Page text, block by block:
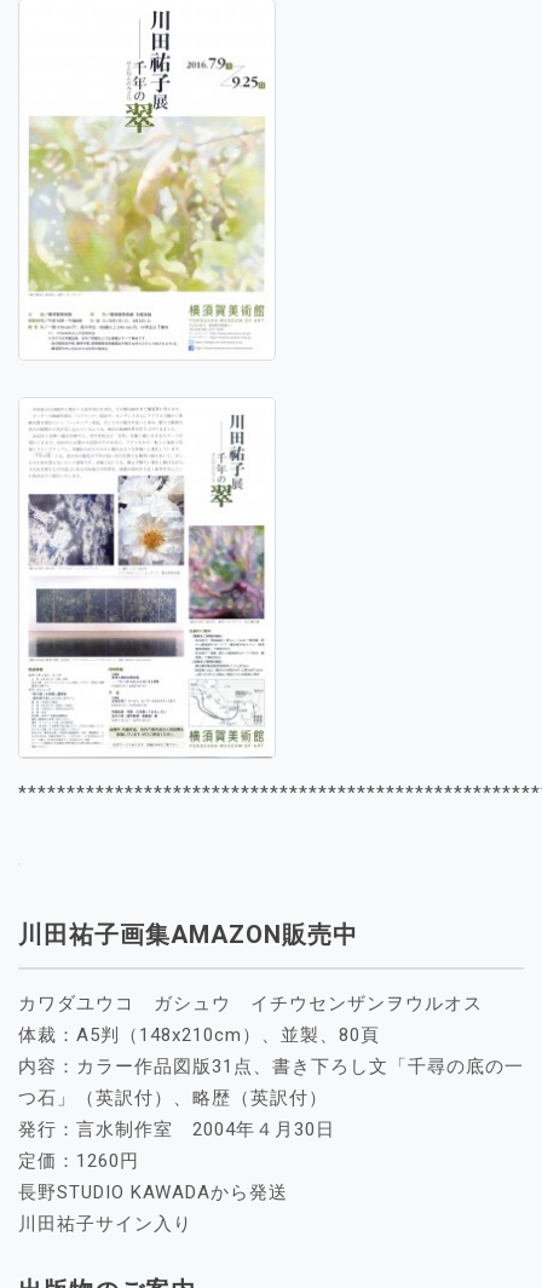
川田祐子画集AMAZON販売中
カワダユウコ ガシュウ イチウセンザンヲウルオス
体裁：A5判（148x210cm）、並製、80頁
内容：カラー作品図版31点、書き下ろし文「千尋の底の一
つ石」（英訳付）、略歴（英訳付）
発行：言水制作室 2004年４月30日
定価：1260円
長野STUDIO KAWADAから発送
川田祐子サイン入り